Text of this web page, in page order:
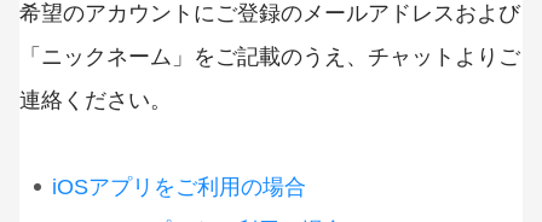
希望のアカウントにご登録のメールアドレスおよび
「ニックネーム」をご記載のうえ、チャットよりご
連絡ください。
iOSアプリをご利用の場合